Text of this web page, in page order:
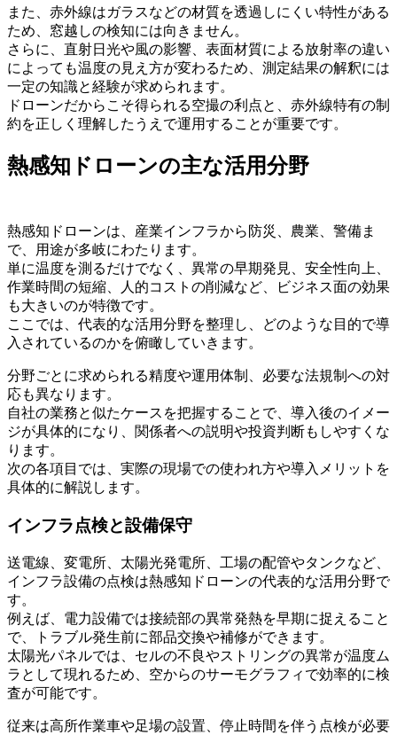
また、赤外線はガラスなどの材質を透過しにくい特性がある
ため、窓越しの検知には向きません。
さらに、直射日光や風の影響、表面材質による放射率の違い
によっても温度の見え方が変わるため、測定結果の解釈には
一定の知識と経験が求められます。
ドローンだからこそ得られる空撮の利点と、赤外線特有の制
約を正しく理解したうえで運用することが重要です。
熱感知ドローンの主な活用分野
熱感知ドローンは、産業インフラから防災、農業、警備ま
で、用途が多岐にわたります。
単に温度を測るだけでなく、異常の早期発見、安全性向上、
作業時間の短縮、人的コストの削減など、ビジネス面の効果
も大きいのが特徴です。
ここでは、代表的な活用分野を整理し、どのような目的で導
入されているのかを俯瞰していきます。
分野ごとに求められる精度や運用体制、必要な法規制への対
応も異なります。
自社の業務と似たケースを把握することで、導入後のイメー
ジが具体的になり、関係者への説明や投資判断もしやすくな
ります。
次の各項目では、実際の現場での使われ方や導入メリットを
具体的に解説します。
インフラ点検と設備保守
送電線、変電所、太陽光発電所、工場の配管やタンクなど、
インフラ設備の点検は熱感知ドローンの代表的な活用分野で
す。
例えば、電力設備では接続部の異常発熱を早期に捉えること
で、トラブル発生前に部品交換や補修ができます。
太陽光パネルでは、セルの不良やストリングの異常が温度ム
ラとして現れるため、空からのサーモグラフィで効率的に検
査が可能です。
従来は高所作業車や足場の設置、停止時間を伴う点検が必要